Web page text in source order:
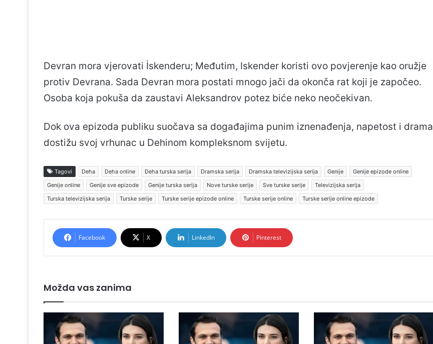
Devran mora vjerovati İskenderu; Međutim, Iskender koristi ovo povjerenje kao oružje
protiv Devrana. Sada Devran mora postati mnogo jači da okonča rat koji je započeo.
Osoba koja pokuša da zaustavi Aleksandrov potez biće neko neočekivan.
Dok ova epizoda publiku suočava sa događajima punim iznenađenja, napetost i drama
dostižu svoj vrhunac u Dehinom kompleksnom svijetu.
Tagovi Deha Deha online Deha turska serija Dramska serija Dramska televizijska serija Genije
Genije epizode online
Genije online
Genije sve epizode Genije turska serija Nove turske serije Sve turske serije
Televizijska serija
Turska televizijska serija
Turske serije Turske serije epizode online Turske serije online Turske serije online epizode
Facebook X LinkedIn Pinterest
Možda vas zanima